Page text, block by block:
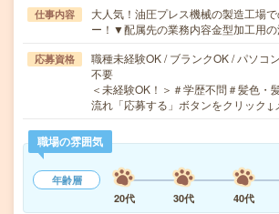
仕事内容
大人気！油圧プレス機械の製造工場
ー！▼配属先の業務内容金型加工用
応募資格
職種未経験OK / ブランクOK / パソコ
不要
＜未経験OK！＞＃学歴不問＃髪色・
流れ「応募する」ボタンをクリック
職場の雰囲気
年齢層
20代
30代 40代